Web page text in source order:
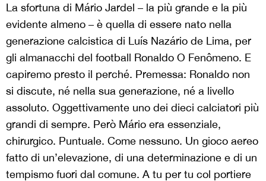
La sfortuna di Mário Jardel – la più grande e la più
evidente almeno – è quella di essere nato nella
generazione calcistica di Luís Nazário de Lima, per
gli almanacchi del football Ronaldo O Fenômeno. E
capiremo presto il perché. Premessa: Ronaldo non
si discute, né nella sua generazione, né a livello
assoluto. Oggettivamente uno dei dieci calciatori più
grandi di sempre. Però Mário era essenziale,
chirurgico. Puntuale. Come nessuno. Un gioco aereo
fatto di un’elevazione, di una determinazione e di un
tempismo fuori dal comune. A tu per tu col portiere